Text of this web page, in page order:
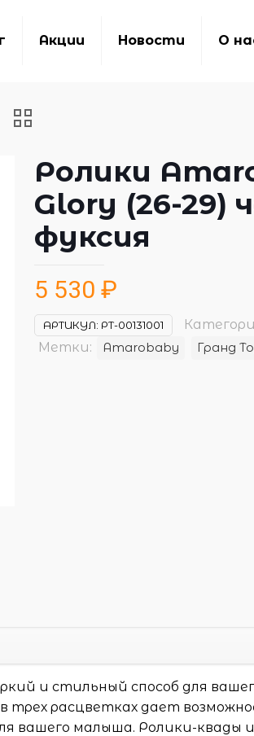
Акции Новости О
Ролики
Glory (26-29)
фуксия
5 530 ₽
АРТИКУЛ: РТ-00131001
Метки:
Amarobaby Гранд
и стильный способ для
расцветках дает
вашего малыша. Ролики-квады